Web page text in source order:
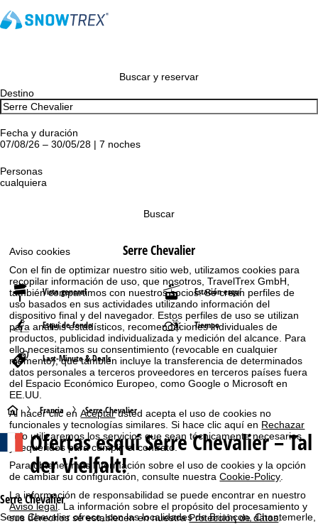
Aviso cookies
Con el fin de optimizar nuestro sitio web, utilizamos cookies para
recopilar información de uso, que nosotros, TravelTrex GmbH,
también compartimos con nuestros socios. Se crean perfiles de
uso basados en sus actividades utilizando información del
dispositivo final y del navegador. Estos perfiles de uso se utilizan
para análisis estadísticos, recomendaciones individuales de
productos, publicidad individualizada y medición del alcance. Para
ello necesitamos su consentimiento (revocable en cualquier
momento), que también incluye la transferencia de determinados
datos personales a terceros proveedores en terceros países fuera
del Espacio Económico Europeo, como Google o Microsoft en
EE.UU.
Al hacer clic enAceptarusted acepta el uso de cookies no
funcionales y tecnologías similares. Si hace clic aquí en Rechazar
solo utilizaremos los servicios que sean técnicamente necesarios
y requeridos para cumplir el contrato.
Para obtener más información sobre el uso de cookies y la opción
de cambiar su configuración, consulte nuestraCookie-Policy
La información de responsabilidad se puede encontrar en nuestro
Aviso legal. La información sobre el propósito del procesamiento y
sus derechos se establecen en nuestraProtección de datos.
Buscar y reservar
Destino
Fecha y duración
07/08/26 – 30/05/28 | 7 noches
Personas
cualquiera
Buscar
Serre Chevalier
Vista general Estación esquí
Esquí de fondo Tiempo
Last-Minute & Deals
P
á
g
i
Francia Serre Chevalier
Ofertas esquíSerre Chevalier – Tal
der Vielfalt!
Serre Chevalier
Serre Chevalier ofrece, con las localidades de Briançon, Chantemerle,